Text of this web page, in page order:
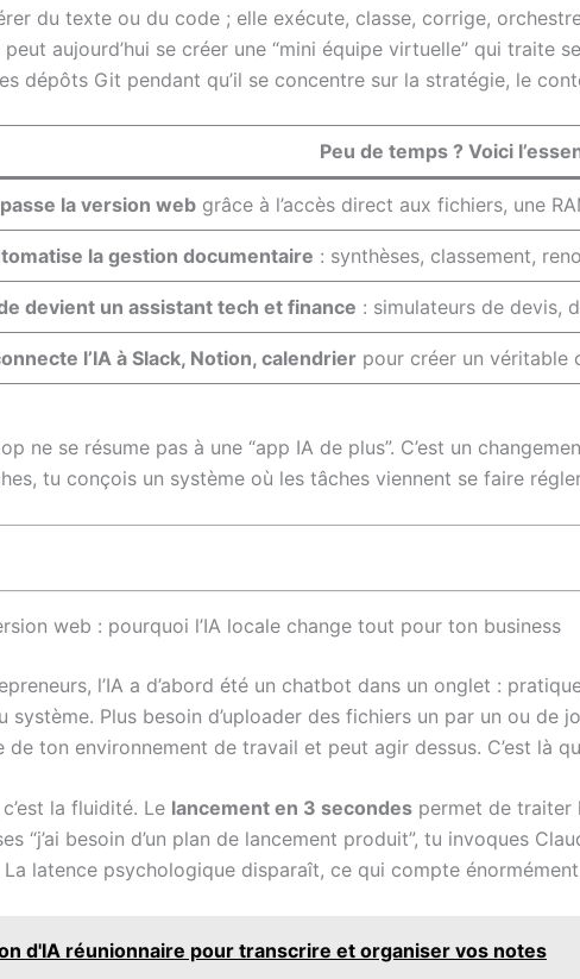
du texte ou du code ; elle exécute, classe, corrige,
aujourd’hui se créer une “mini équipe virtuelle” qui traite
dépôts Git pendant qu’il se concentre sur la stratégie, le
Peu de temps ? Voici
la version web grâce à l’accès direct aux fichiers, une
la gestion documentaire : synthèses, classement,
devient un assistant tech et finance : simulateurs de devis,
l’IA à Slack, Notion, calendrier pour créer un véritable
ne se résume pas à une “app IA de plus”. C’est un
tu conçois un système où les tâches viennent se faire
web : pourquoi l’IA locale change tout pour ton business
l’IA a d’abord été un chatbot dans un onglet :
système. Plus besoin d’uploader des fichiers un par un ou de
ton environnement de travail et peut agir dessus. C’est là
la fluidité. Le lancement en 3 secondes permet de traiter
“j’ai besoin d’un plan de lancement produit”, tu invoques
La latence psychologique disparaît, ce qui compte
d'IA réunionnaire pour transcrire et organiser vos notes